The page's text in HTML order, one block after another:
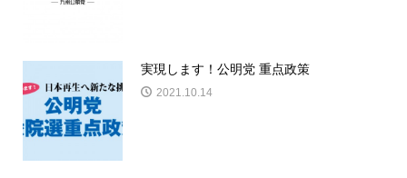
実現します！公明党 重点政策
2021.10.14